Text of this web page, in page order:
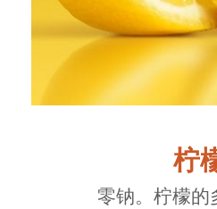
柠
零钠。柠檬的